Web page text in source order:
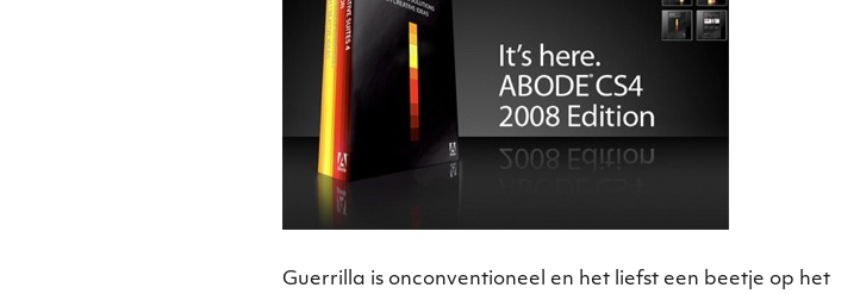
Guerrilla is onconventioneel en het liefst een beetje op het